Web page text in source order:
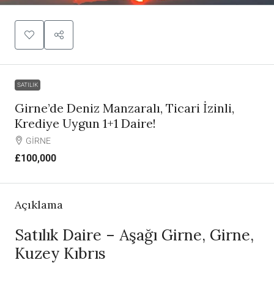
SATILIK
Girne’de Deniz Manzaralı, Ticari İzinli,
Krediye Uygun 1+1 Daire!
GİRNE
£100,000
Açıklama
Satılık Daire – Aşağı Girne, Girne,
Kuzey Kıbrıs